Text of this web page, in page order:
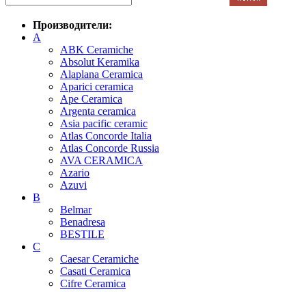
Производители:
A
ABK Ceramiche
Absolut Keramika
Alaplana Ceramica
Aparici ceramica
Ape Ceramica
Argenta ceramica
Asia pacific ceramic
Atlas Concorde Italia
Atlas Concorde Russia
AVA CERAMICA
Azario
Azuvi
B
Belmar
Benadresa
BESTILE
C
Caesar Ceramiche
Casati Ceramica
Cifre Ceramica